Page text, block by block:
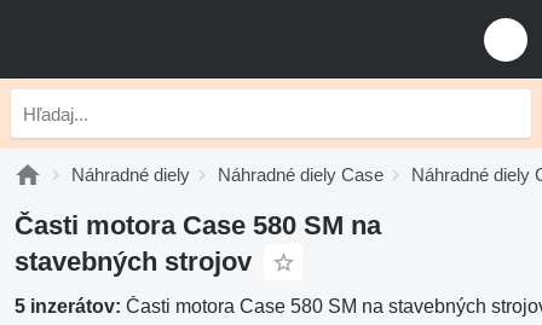
Náhradné diely Náhradné diely Case Náhradné diely
Časti motora Case 580 SM na
stavebných strojov
5 inzerátov: Časti motora Case 580 SM na stavebných